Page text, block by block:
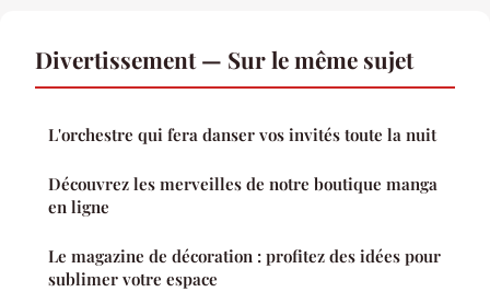
Divertissement — Sur le même sujet
L'orchestre qui fera danser vos invités toute la nuit
Découvrez les merveilles de notre boutique manga
en ligne
Le magazine de décoration : profitez des idées pour
sublimer votre espace